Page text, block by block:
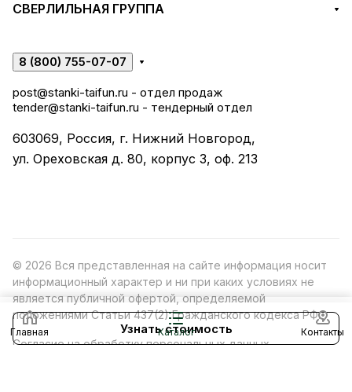
Узнать стоимость
Главная Каталог Контакты
СВЕРЛИЛЬНАЯ ГРУППА
8 (800) 755-07-07
post@stanki-taifun.ru - отдел продаж
tender@stanki-taifun.ru - тендерный отдел
603069, Россия, г. Нижний Новгород,
ул. Ореховская д. 80, корпус 3, оф. 213
© 2026 Вся представленная на сайте информация носит
информационный характер и ни при каких условиях не
является публичной офертой, определяемой
положениями Статьи 437(2) Гражданского кодекса РФ.
Согласие на обработку персональных данных